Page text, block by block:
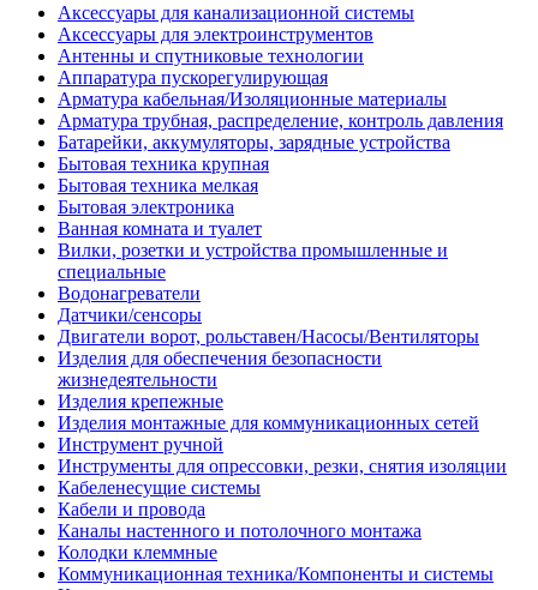
Аксессуары для канализационной системы
Аксессуары для электроинструментов
Антенны и спутниковые технологии
Аппаратура пускорегулирующая
Арматура кабельная/Изоляционные материалы
Арматура трубная, распределение, контроль давления
Батарейки, аккумуляторы, зарядные устройства
Бытовая техника крупная
Бытовая техника мелкая
Бытовая электроника
Ванная комната и туалет
Вилки, розетки и устройства промышленные и
специальные
Водонагреватели
Датчики/сенсоры
Двигатели ворот, рольставен/Насосы/Вентиляторы
Изделия для обеспечения безопасности
жизнедеятельности
Изделия крепежные
Изделия монтажные для коммуникационных сетей
Инструмент ручной
Инструменты для опрессовки, резки, снятия изоляции
Кабеленесущие системы
Кабели и провода
Каналы настенного и потолочного монтажа
Колодки клеммные
Коммуникационная техника/Компоненты и системы